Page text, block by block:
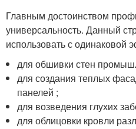
Главным достоинством
универсальность. Данный
использовать с одинаковой
для обшивки стен
для создания теплых
панелей ;
для возведения глухих
для облицовки кровли